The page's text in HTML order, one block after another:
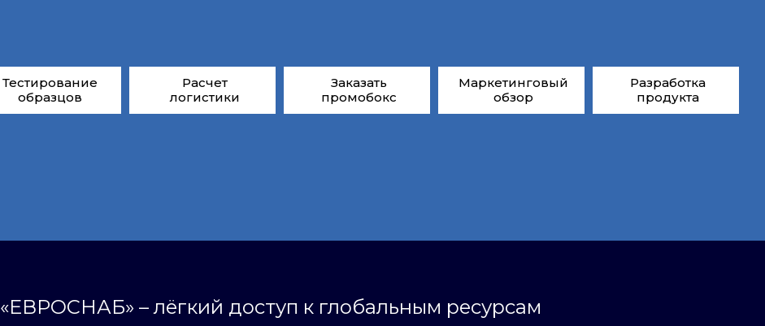
Тестирование
образцов
Расчет
логистики
Заказать
промобокс
Маркетинговый
обзор
Разработка
продукта
«ЕВРОСНАБ» – лёгкий доступ к глобальным ресурсам